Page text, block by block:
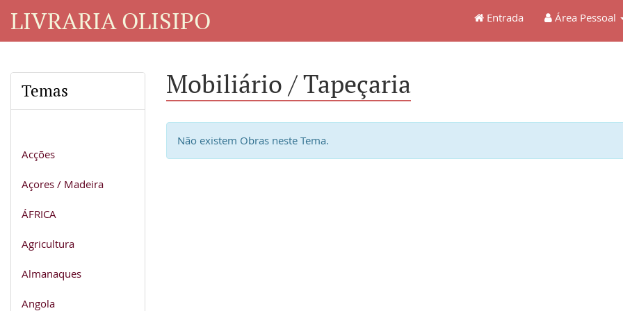
LIVRARIA OLISIPO Entrada Área Pessoal
Temas
Acções
Açores / Madeira
ÁFRICA
Agricultura
Almanaques
Angola
Mobiliário / Tapeçaria
Não existem Obras neste Tema.